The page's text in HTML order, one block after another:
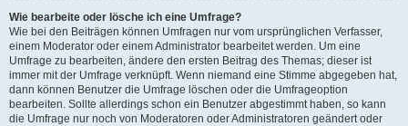
Wie bearbeite oder lösche ich eine Umfrage?
Wie bei den Beiträgen können Umfragen nur vom ursprünglichen Verfasser,
einem Moderator oder einem Administrator bearbeitet werden. Um eine
Umfrage zu bearbeiten, ändere den ersten Beitrag des Themas; dieser ist
immer mit der Umfrage verknüpft. Wenn niemand eine Stimme abgegeben hat,
dann können Benutzer die Umfrage löschen oder die Umfrageoption
bearbeiten. Sollte allerdings schon ein Benutzer abgestimmt haben, so kann
die Umfrage nur noch von Moderatoren oder Administratoren geändert oder